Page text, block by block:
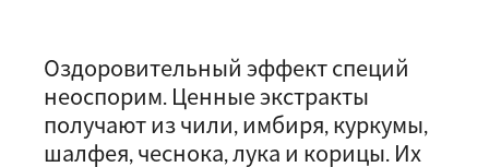
Оздоровительный эффект специй
неоспорим. Ценные экстракты
получают из чили, имбиря, куркумы,
шалфея, чеснока, лука и корицы. Их